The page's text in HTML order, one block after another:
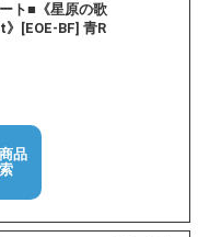
ト■《星原の歌
[EOE-BF] 青R
品